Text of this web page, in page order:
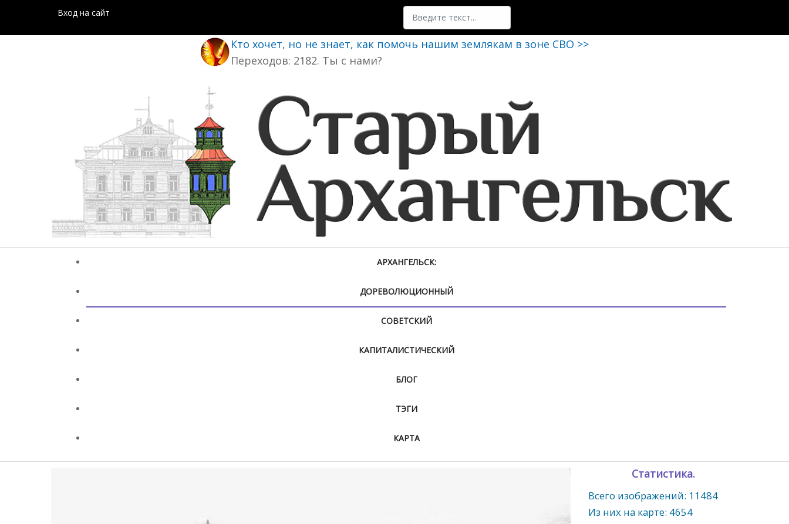
Вход на сайт Поиск
Кто хочет, но не знает, как помочь нашим землякам в зоне СВО >>
Переходов: 2182. Ты с нами?
АРХАНГЕЛЬСК:
ДОРЕВОЛЮЦИОННЫЙ
СОВЕТСКИЙ
КАПИТАЛИСТИЧЕСКИЙ
БЛОГ
ТЭГИ
КАРТА
Статистика.
Всего изображений: 11484
Из них на карте: 4654